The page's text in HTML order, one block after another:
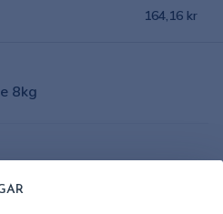
164,16 kr
8kg